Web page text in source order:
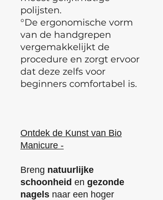
polijsten.
°De ergonomische vorm
van de handgrepen
vergemakkelijkt de
procedure en zorgt ervoor
dat deze zelfs voor
beginners comfortabel is.
Ontdek de Kunst van Bio
Manicure -
Breng natuurlijke
schoonheid en gezonde
nagels naar een hoger